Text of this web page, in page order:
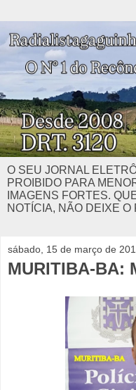
O SEU JORNAL
PROIBIDO PARA
IMAGENS FORTES.
NOTÍCIA, NÃO DEIXE O
sábado, 15 de março de
MURITIBA-BA: